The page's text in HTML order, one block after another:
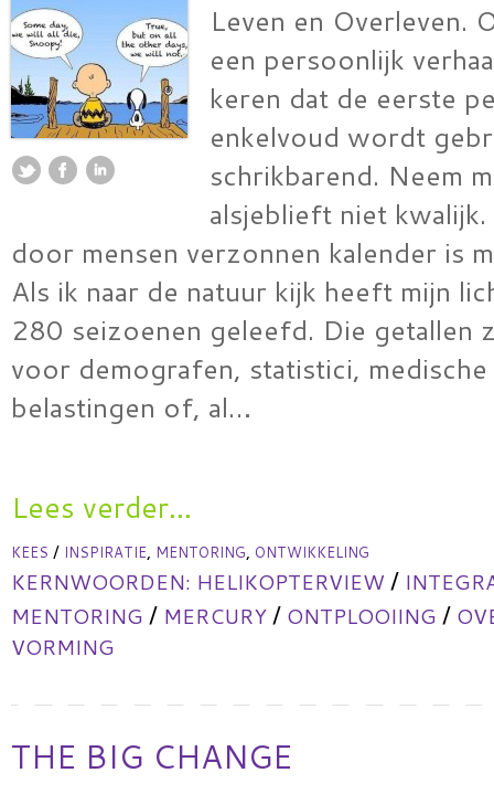
Leven en Overleven.
een persoonlijk
keren dat de eerste
enkelvoud wordt
schrikbarend. Neem
alsjeblieft niet
door mensen verzonnen kalender is
Als ik naar de natuur kijk heeft mijn
280 seizoenen geleefd. Die getallen
voor demografen, statistici,
belastingen of, al…
Lees verder...
KEES / INSPIRATIE, MENTORING, ONTWIKKELING
KERNWOORDEN: HELIKOPTERVIEW/
MENTORING / MERCURY/ ONTPLOOIING /
VORMING
THE BIG CHANGE